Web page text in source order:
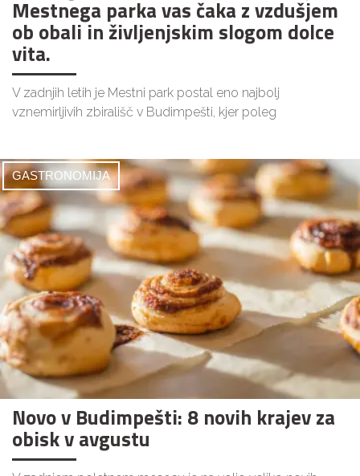
Mestnega parka vas čaka z vzdušjem
ob obali in življenjskim slogom dolce
vita.
V zadnjih letih je Mestni park postal eno najbolj
vznemirljivih zbirališč v Budimpešti, kjer poleg
GASTRONOMIJA
Novo v Budimpešti: 8 novih krajev za
obisk v avgustu